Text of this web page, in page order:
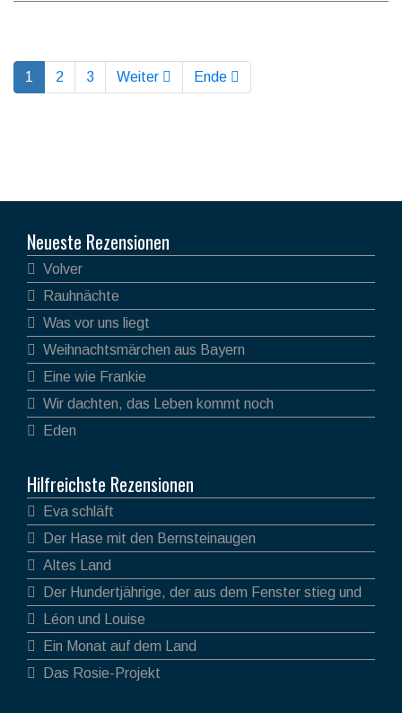
1 2 3 Weiter Ende
Neueste Rezensionen
Volver
Rauhnächte
Was vor uns liegt
Weihnachtsmärchen aus Bayern
Eine wie Frankie
Wir dachten, das Leben kommt noch
Eden
Hilfreichste Rezensionen
Eva schläft
Der Hase mit den Bernsteinaugen
Altes Land
Der Hundertjährige, der aus dem Fenster stieg und
verschwand
Léon und Louise
Ein Monat auf dem Land
Das Rosie-Projekt